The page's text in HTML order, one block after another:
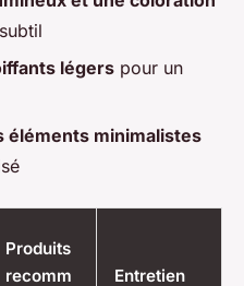
légers pour un
éléments minimalistes
Produits
recomm
Entretien